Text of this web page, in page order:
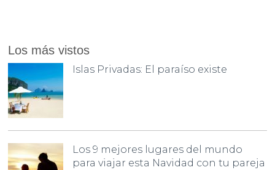
Los más vistos
Islas Privadas: El paraíso existe
Los 9 mejores lugares del mundo
para viajar esta Navidad con tu pareja